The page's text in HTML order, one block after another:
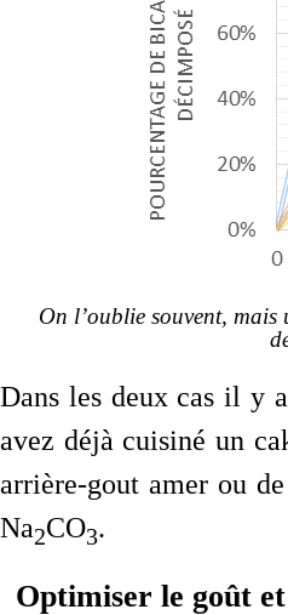
On l’oublie souvent,
Dans les deux cas il y
avez déjà cuisiné un
arrière-gout amer ou
Na2CO3.
Optimiser le goût